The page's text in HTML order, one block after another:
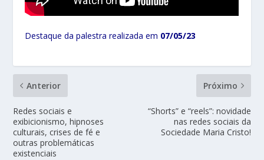
Destaque da palestra realizada em 07/05/23
Anterior
Redes sociais e
exibicionismo, hipnoses
culturais, crises de fé e
outras problemáticas
existenciais
Próximo
“Shorts” e “reels”: novidade
nas redes sociais da
Sociedade Maria Cristo!